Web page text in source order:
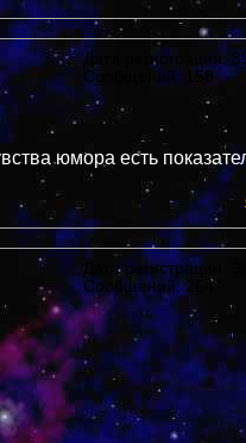
Дата регистрации:
Сообщений: 158
юмора есть
Дата регистрации:
Сообщений: 264